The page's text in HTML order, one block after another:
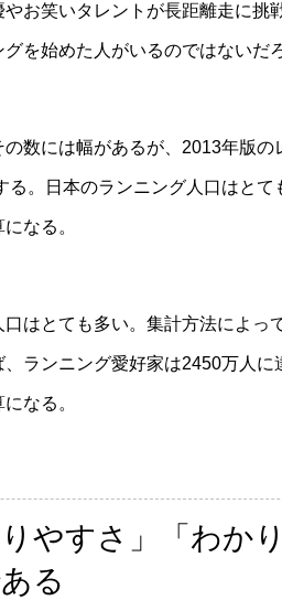
お笑いタレントが長距離走に挑
を始めた人がいるのではないだ
数には幅があるが、2013年版の
る。日本のランニング人口はと
なる。
はとても多い。集計方法によっ
、ランニング愛好家は2450万人
なる。
やすさ」「わか
る